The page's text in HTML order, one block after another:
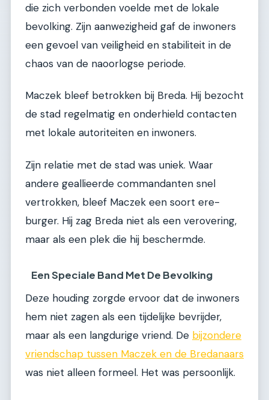
die zich verbonden voelde met de lokale
bevolking. Zijn aanwezigheid gaf de inwoners
een gevoel van veiligheid en stabiliteit in de
chaos van de naoorlogse periode.
Maczek bleef betrokken bij Breda. Hij bezocht
de stad regelmatig en onderhield contacten
met lokale autoriteiten en inwoners.
Zijn relatie met de stad was uniek. Waar
andere geallieerde commandanten snel
vertrokken, bleef Maczek een soort ere-
burger. Hij zag Breda niet als een verovering,
maar als een plek die hij beschermde.
Een Speciale Band Met De Bevolking
Deze houding zorgde ervoor dat de inwoners
hem niet zagen als een tijdelijke bevrijder,
maar als een langdurige vriend. De bijzondere
vriendschap tussen Maczek en de Bredanaars
was niet alleen formeel. Het was persoonlijk.